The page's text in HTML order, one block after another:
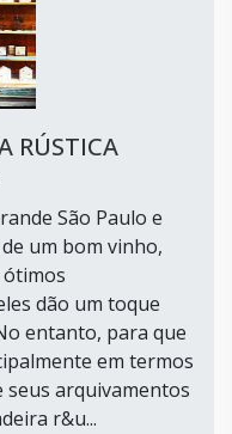
RÚSTICA
São Paulo e
um bom vinho,
ótimos
dão um toque
entanto, para que
em termos
seus arquivamentos
r&u...